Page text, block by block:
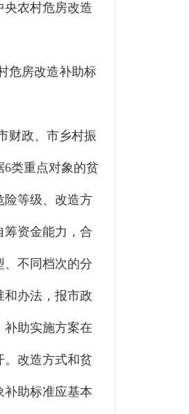
央农村危房改造
危房改造补助标
财政、市乡村振
6类重点对象的贫
险等级、改造方
筹资金能力，合
、不同档次的分
和办法，报市政
补助实施方案在
。改造方式和贫
补助标准应基本